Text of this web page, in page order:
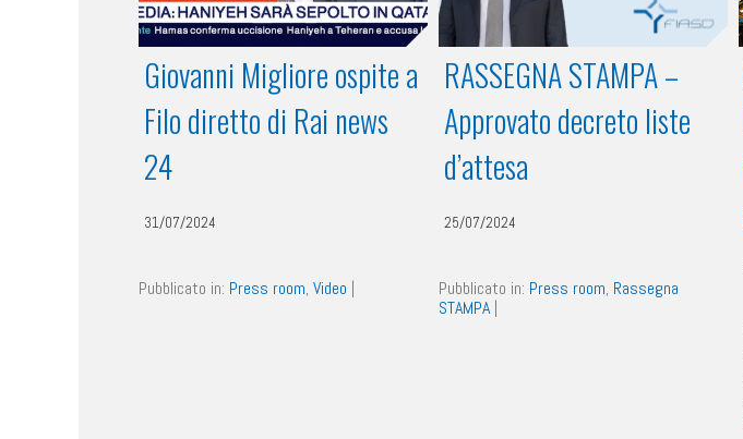
Giovanni Migliore ospite a
Filo diretto di Rai news
24
31/07/2024
Pubblicato in: Press room, Video |
RASSEGNA STAMPA –
Approvato decreto liste
d’attesa
25/07/2024
Pubblicato in: Press room, Rassegna
STAMPA |